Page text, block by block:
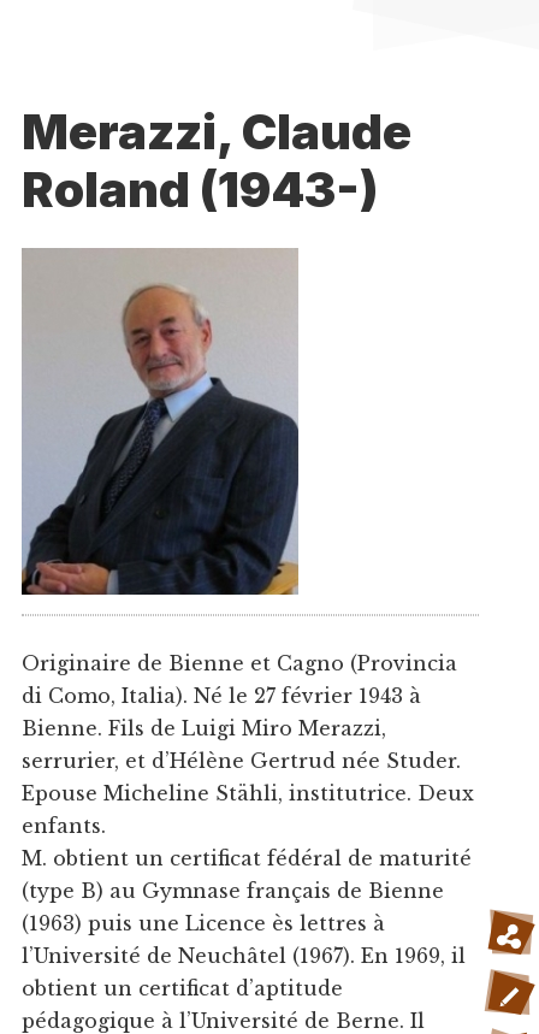
Merazzi, Claude
Roland (1943-)
Originaire de Bienne et Cagno (Provincia
di Como, Italia). Né le 27 février 1943 à
Bienne. Fils de Luigi Miro Merazzi,
serrurier, et d’Hélène Gertrud née Studer.
Epouse Micheline Stähli, institutrice. Deux
enfants.
M. obtient un certificat fédéral de maturité
(type B) au Gymnase français de Bienne
(1963) puis une Licence ès lettres à
l’Université de Neuchâtel (1967). En 1969, il
obtient un certificat d’aptitude
pédagogique à l’Université de Berne. Il